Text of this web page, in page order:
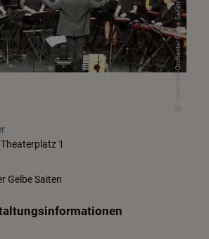
Hackbrett-Orchester Gelbe Saiten
1
Gelbe Saiten